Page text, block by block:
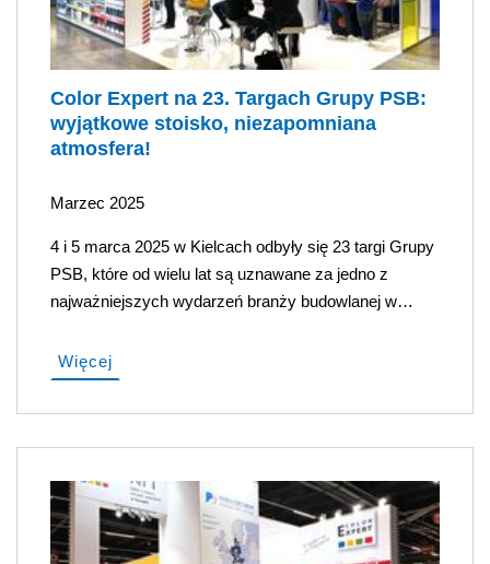
Color Expert na 23. Targach Grupy PSB:
wyjątkowe stoisko, niezapomniana
atmosfera!
Marzec 2025
4 i 5 marca 2025 w Kielcach odbyły się 23 targi Grupy
PSB, które od wielu lat są uznawane za jedno z
najważniejszych wydarzeń branży budowlanej w…
Więcej